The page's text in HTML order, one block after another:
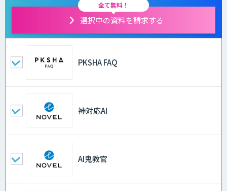
全て無料！
選択中の資料を請求する
PKSHA FAQ
神対応AI
AI鬼教官